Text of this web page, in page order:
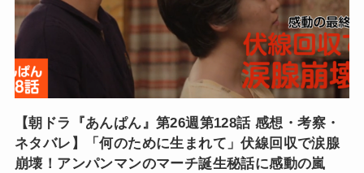
【朝ドラ『あんぱん』第26週第128話 感想・考察・
ネタバレ】「何のために生まれて」伏線回収で涙腺
崩壊！アンパンマンのマーチ誕生秘話に感動の嵐